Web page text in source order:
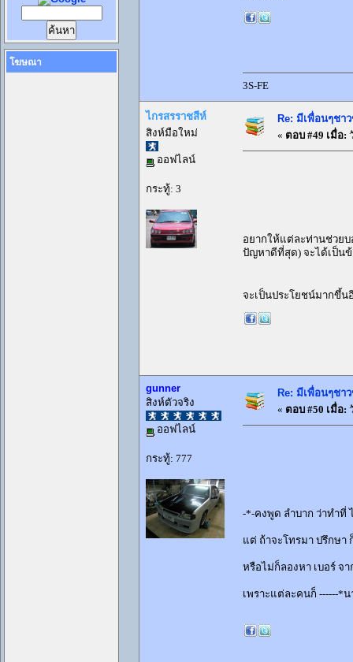
โฆษณา
3S-FE
ไกรสรราชสีห์
สิงห์มือใหม่
ออฟไลน์
กระทู้: 3
Re: มีเพื่อนๆชา
« ตอบ #49 เมื่อ:
อยากให้แต่ละท่านช่วยบ
ปัญหาดีที่สุด) จะได้เป็น
จะเป็นประโยชน์มากขึ้
gunner
สิงห์ตัวจริง
ออฟไลน์
กระทู้: 777
Re: มีเพื่อนๆชา
« ตอบ #50 เมื่อ:
-*-คงพูด ลำบาก ว่าทำที่
แต่ ถ้าจะโทรมา ปรึกษา
หรือไม่ก็ลองหา เบอร์ จ
เพราะแต่ละคนก็ ------*